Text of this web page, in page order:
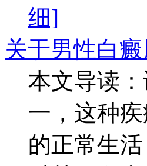
细]
关于男性白
本文导读
一，这种
的正常生